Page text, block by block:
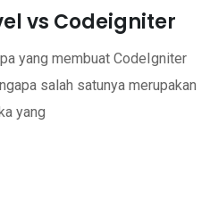
vs Codeigniter
yang membuat CodeIgniter
salah satunya merupakan
yang